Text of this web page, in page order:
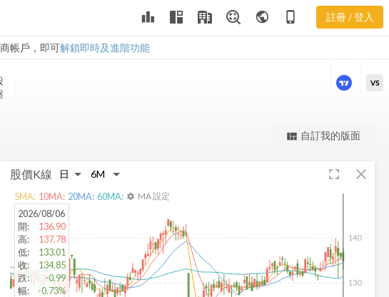
leaderboard public phone_iphone 註冊 / 登入
帳戶，即可解鎖即時及進階功能
NNI 股價走勢
更強大的進階價量圖表
VS
view_quilt 自訂我的版面
股價K線 fullscreen close
130
140
2026/08/06
開:
136.90
高:
137.78
低:
133.01
收:
134.85
跌:
-0.99
幅:
-0.73%
5MA: 10MA: 20MA: 60MA: settings MA 設定